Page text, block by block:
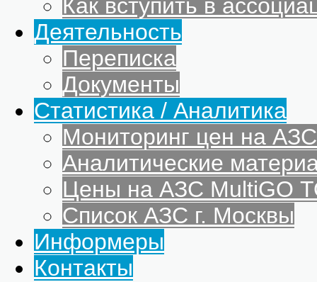
Как вступить в
Деятельность
Переписка
Документы
Статистика / Аналитика
Мониторинг цен на
Аналитические
Цены на АЗС MultiGO
Список АЗС г. Москвы
Информеры
Контакты